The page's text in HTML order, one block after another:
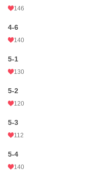
146
4-6
140
5-1
130
5-2
120
5-3
112
5-4
140